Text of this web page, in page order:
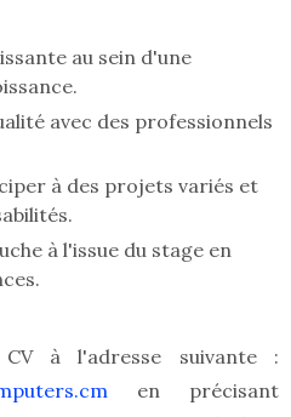
au sein d'une
avec des professionnels
à des projets variés et
à l'issue du stage en
à l'adresse suivante :
en précisant